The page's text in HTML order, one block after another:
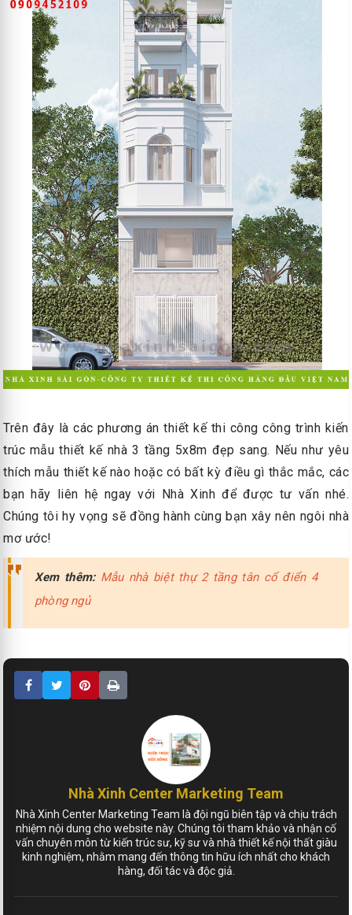
Trên đây là các phương án thiết kế thi công công trình kiến
trúc mẫu thiết kế nhà 3 tầng 5x8m đẹp sang. Nếu như yêu
thích mẫu thiết kế nào hoặc có bất kỳ điều gì thắc mắc, các
bạn hãy liên hệ ngay với Nhà Xinh để được tư vấn nhé.
Chúng tôi hy vọng sẽ đồng hành cùng bạn xây nên ngôi nhà
mơ ước!
Xem thêm: Mẫu nhà biệt thự 2 tầng tân cổ điển 4
phòng ngủ
Nhà Xinh Center Marketing Team
Nhà Xinh Center Marketing Team là đội ngũ biên tập và chịu trách
nhiệm nội dung cho website này. Chúng tôi tham khảo và nhận cố
vấn chuyên môn từ kiến trúc sư, kỹ sư và nhà thiết kế nội thất giàu
kinh nghiệm, nhằm mang đến thông tin hữu ích nhất cho khách
hàng, đối tác và độc giả.